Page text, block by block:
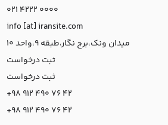
021 4222 0000
info [at] iransite.com
میدان ونک،برج نگار،طبقه 9،واحد 10
ثبت درخواست
ثبت درخواست
+98 912 490 76 42
+98 912 490 76 42